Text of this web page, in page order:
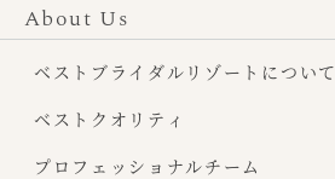
About Us
ベストブライダルリゾートについて
ベストクオリティ
プロフェッショナルチーム